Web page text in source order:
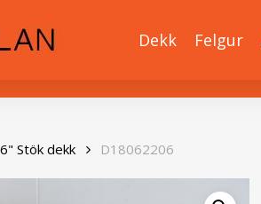
Dekk Felgur
Stök dekk D18062206